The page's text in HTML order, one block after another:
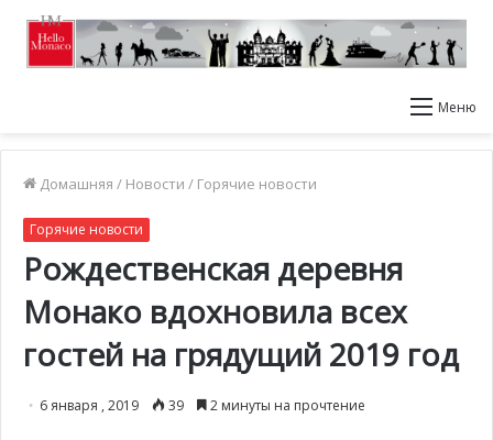
Меню
Домашняя / Новости / Горячие новости
Горячие новости
Рождественская деревня
Монако вдохновила всех
гостей на грядущий 2019 год
6 января , 2019 39 2 минуты на прочтение